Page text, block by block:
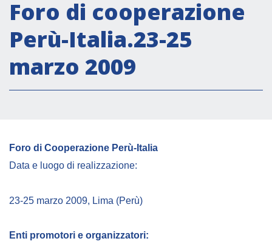
Segreteria Culturale
Segreteria Socio-economica
Segreteria Tecnico scientifica
Forum PMI
genere
Borse di Studio
Foro di cooperazione
Perù-Italia.23-25
marzo 2009
Foro di Cooperazione Perù-Italia
Data e luogo di realizzazione:
23-25 marzo 2009, Lima (Perù)
Enti promotori e organizzatori: